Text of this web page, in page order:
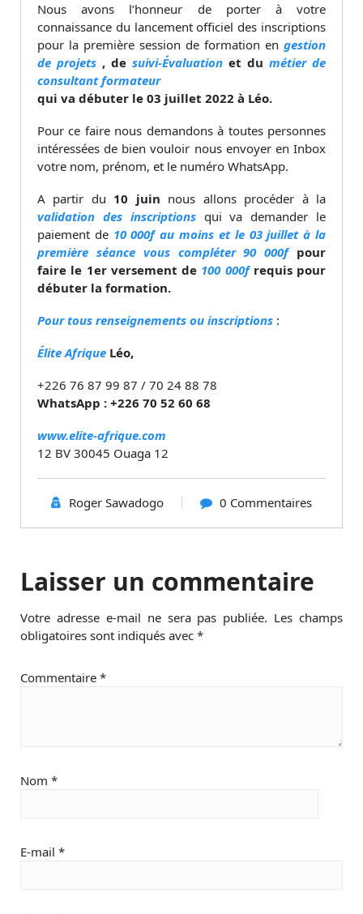
Nous avons l’honneur de porter à votre
connaissance du lancement officiel des inscriptions
pour la première session de formation en gestion
de projets , de suivi-Évaluation et du métier de
consultant formateur
qui va débuter le 03 juillet 2022 à Léo.
Pour ce faire nous demandons à toutes personnes
intéressées de bien vouloir nous envoyer en Inbox
votre nom, prénom, et le numéro WhatsApp.
A partir du 10 juin nous allons procéder à la
validation des inscriptionsqui va demander le
paiement de 10 000f au moins et le 03 juillet à la
première séance vous compléter 90 000fpour
faire le 1er versement de 100 000frequis pour
débuter la formation.
Pour tous renseignements ou inscriptions :
Élite Afrique Léo,
+226 76 87 99 87 / 70 24 88 78
WhatsApp : +226 70 52 60 68
www.elite-afrique.com
12 BV 30045 Ouaga 12
Roger Sawadogo 0 Commentaires
Laisser un commentaire
Votre adresse e-mail ne sera pas publiée. Les champs
obligatoires sont indiqués avec *
Commentaire *
Nom *
E-mail *